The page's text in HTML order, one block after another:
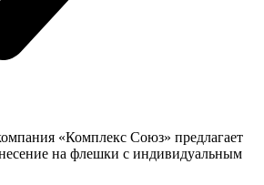
«Комплекс Союз» предлагает
на флешки с индивидуальным